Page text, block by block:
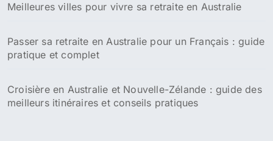
Meilleures villes pour vivre sa retraite en Australie
Passer sa retraite en Australie pour un Français : guide
pratique et complet
Croisière en Australie et Nouvelle-Zélande : guide des
meilleurs itinéraires et conseils pratiques